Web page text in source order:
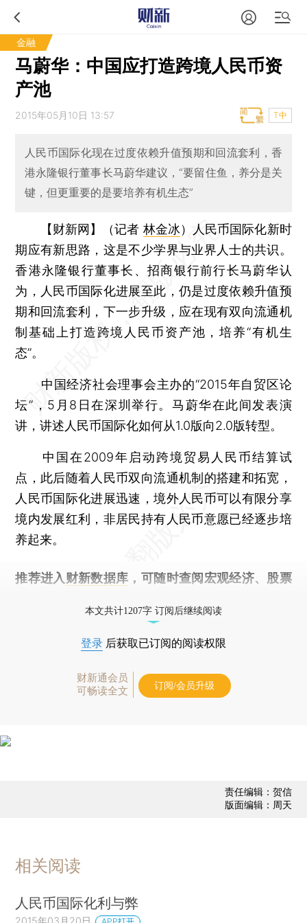
金融
马蔚华：中国应打造跨境人民币资
产池
2015年05月10日 13:57 T中
人民币国际化现在过度依赖升值预期和回流套利，香
港永隆银行董事长马蔚华建议，“要留住鱼，养分是关
键，但更重要的是要培养有机生态”
【财新网】（记者 林金冰）
人民币国际化新时
期应有新思路，这是不少学界与业界人士的共识。
香港永隆银行董事长、招商银行前行长马蔚华认
为，人民币国际化进展至此，仍是过度依赖升值预
期和回流套利，下一步升级，应在现有双向流通机
制基础上打造跨境人民币资产池，培养“有机生
态”。
中国经济社会理事会主办的“2015年自贸区论
坛”，5月8日在深圳举行。马蔚华在此间发表演
讲，讲述人民币国际化如何从1.0版向2.0版转型。
中国在2009年启动跨境贸易人民币结算试
点，此后随着人民币双向流通机制的搭建和拓宽，
人民币国际化进展迅速，境外人民币可以有限分享
境内发展红利，非居民持有人民币意愿已经逐步培
养起来。
推荐进入 财新数据库 ，可随时查阅宏观经济、股票
本文共计1207字 订阅后继续阅读
登录 后获取已订阅的阅读权限
财新通会员
可畅读全文
订阅/会员升级
责任编辑：贺信
版面编辑：周天
相关阅读
人民币国际化利与弊
2015年03月20日